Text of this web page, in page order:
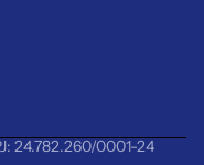
24.782.260/0001-24